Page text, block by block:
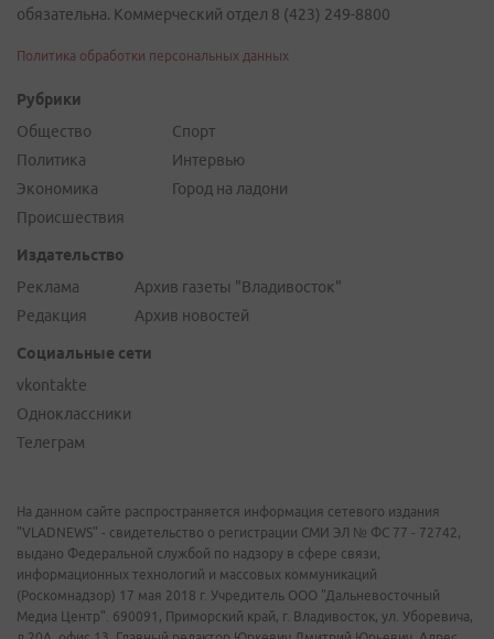
обязательна. Коммерческий отдел 8 (423) 249-8800
Политика обработки персональных данных
Рубрики
Общество
Политика
Экономика
Происшествия
Спорт
Интервью
Город на ладони
Издательство
Реклама
Редакция
Архив газеты "Владивосток"
Архив новостей
Социальные сети
vkontakte
Одноклассники
Телеграм
На данном сайте распространяется информация сетевого издания
"VLADNEWS" - свидетельство о регистрации СМИ ЭЛ № ФС 77 - 72742,
выдано Федеральной службой по надзору в сфере связи,
информационных технологий и массовых коммуникаций
(Роскомнадзор) 17 мая 2018 г. Учредитель ООО "Дальневосточный
Медиа Центр". 690091, Приморский край, г. Владивосток, ул. Уборевича,